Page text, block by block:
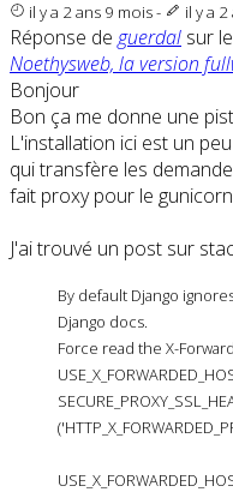
il y a 2 ans 9 mois- il y a
Réponse de guerdal sur
Noethysweb, la version
Bonjour
Bon ça me donne une
L'installation ici est un
qui transfère les
fait proxy pour le
J'ai trouvé un post sur
By default Django
Django docs.
Force read the X-